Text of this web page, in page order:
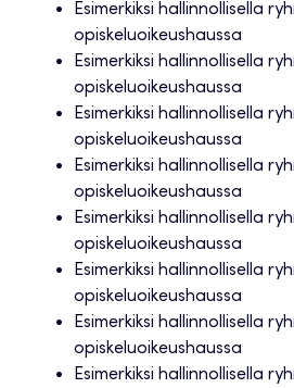
Esimerkiksi hallinnollisella
opiskeluoikeushaussa
Esimerkiksi hallinnollisella
opiskeluoikeushaussa
Esimerkiksi hallinnollisella
opiskeluoikeushaussa
Esimerkiksi hallinnollisella
opiskeluoikeushaussa
Esimerkiksi hallinnollisella
opiskeluoikeushaussa
Esimerkiksi hallinnollisella
opiskeluoikeushaussa
Esimerkiksi hallinnollisella
opiskeluoikeushaussa
Esimerkiksi hallinnollisella